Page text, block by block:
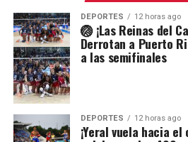
DEPORTES 12 horas ago
🏐 ¡Las Reinas del
Derrotan a Puerto
a las semifinales
DEPORTES 12 horas ago
¡Yeral vuela hacia